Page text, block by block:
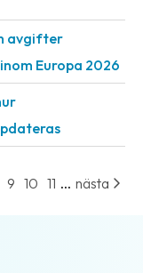
avgifter
Europa 2026
9 10 11 ... nästa